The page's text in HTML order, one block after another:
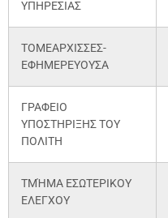
ΥΠΗΡΕΣΙΑΣ
ΤΟΜΕΑΡΧΙΣΣΕΣ-
ΕΦΗΜΕΡΕΥΟΥΣΑ
ΓΡΑΦΕΙΟ
ΥΠΟΣΤΗΡΙΞΗΣ ΤΟΥ
ΠΟΛΙΤΗ
ΤΜΉΜΑ ΕΣΩΤΕΡΙΚΟΥ
ΕΛΕΓΧΟΥ